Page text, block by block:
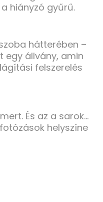
hiányzó gyűrű.
hátterében –
egy állvány, amin
felszerelés
És az a sarok…
helyszíne